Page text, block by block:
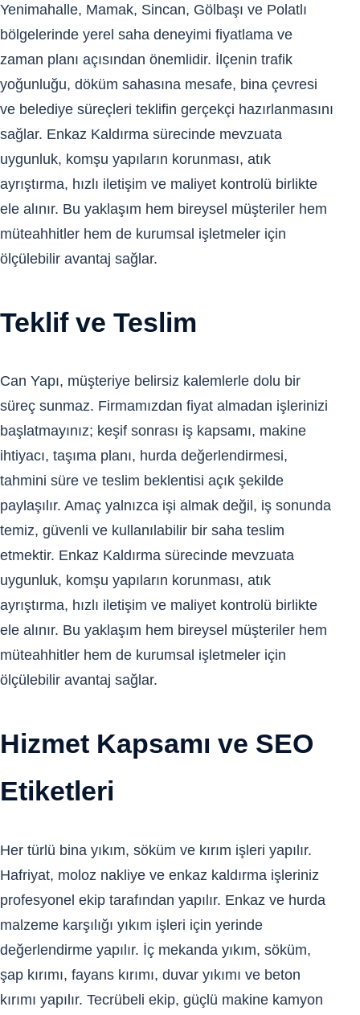
Yenimahalle, Mamak, Sincan, Gölbaşı ve Polatlı
bölgelerinde yerel saha deneyimi fiyatlama ve
zaman planı açısından önemlidir. İlçenin trafik
yoğunluğu, döküm sahasına mesafe, bina çevresi
ve belediye süreçleri teklifin gerçekçi hazırlanmasını
sağlar. Enkaz Kaldırma sürecinde mevzuata
uygunluk, komşu yapıların korunması, atık
ayrıştırma, hızlı iletişim ve maliyet kontrolü birlikte
ele alınır. Bu yaklaşım hem bireysel müşteriler hem
müteahhitler hem de kurumsal işletmeler için
ölçülebilir avantaj sağlar.
Teklif ve Teslim
Can Yapı, müşteriye belirsiz kalemlerle dolu bir
süreç sunmaz. Firmamızdan fiyat almadan işlerinizi
başlatmayınız; keşif sonrası iş kapsamı, makine
ihtiyacı, taşıma planı, hurda değerlendirmesi,
tahmini süre ve teslim beklentisi açık şekilde
paylaşılır. Amaç yalnızca işi almak değil, iş sonunda
temiz, güvenli ve kullanılabilir bir saha teslim
etmektir. Enkaz Kaldırma sürecinde mevzuata
uygunluk, komşu yapıların korunması, atık
ayrıştırma, hızlı iletişim ve maliyet kontrolü birlikte
ele alınır. Bu yaklaşım hem bireysel müşteriler hem
müteahhitler hem de kurumsal işletmeler için
ölçülebilir avantaj sağlar.
Hizmet Kapsamı ve SEO
Etiketleri
Her türlü bina yıkım, söküm ve kırım işleri yapılır.
Hafriyat, moloz nakliye ve enkaz kaldırma işleriniz
profesyonel ekip tarafından yapılır. Enkaz ve hurda
malzeme karşılığı yıkım işleri için yerinde
değerlendirme yapılır. İç mekanda yıkım, söküm,
şap kırımı, fayans kırımı, duvar yıkımı ve beton
kırımı yapılır. Tecrübeli ekip, güçlü makine kamyon